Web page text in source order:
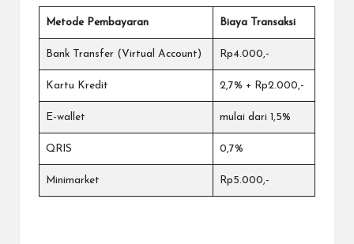
Metode Pembayaran Biaya Transaksi
Bank Transfer (Virtual Account) Rp4.000,-
Kartu Kredit 2,7% + Rp2.000,-
E-wallet mulai dari 1,5%
QRIS 0,7%
Minimarket Rp5.000,-